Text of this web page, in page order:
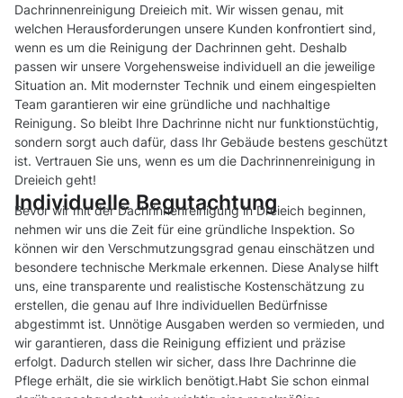
Dachrinnenreinigung Dreieich mit. Wir wissen genau, mit
welchen Herausforderungen unsere Kunden konfrontiert sind,
wenn es um die Reinigung der Dachrinnen geht. Deshalb
passen wir unsere Vorgehensweise individuell an die jeweilige
Situation an. Mit modernster Technik und einem eingespielten
Team garantieren wir eine gründliche und nachhaltige
Reinigung. So bleibt Ihre Dachrinne nicht nur funktionstüchtig,
sondern sorgt auch dafür, dass Ihr Gebäude bestens geschützt
ist. Vertrauen Sie uns, wenn es um die Dachrinnenreinigung in
Dreieich geht!
Individuelle Begutachtung
Bevor wir mit der Dachrinnenreinigung in Dreieich beginnen,
nehmen wir uns die Zeit für eine gründliche Inspektion. So
können wir den Verschmutzungsgrad genau einschätzen und
besondere technische Merkmale erkennen. Diese Analyse hilft
uns, eine transparente und realistische Kostenschätzung zu
erstellen, die genau auf Ihre individuellen Bedürfnisse
abgestimmt ist. Unnötige Ausgaben werden so vermieden, und
wir garantieren, dass die Reinigung effizient und präzise
erfolgt. Dadurch stellen wir sicher, dass Ihre Dachrinne die
Pflege erhält, die sie wirklich benötigt.Habt Sie schon einmal